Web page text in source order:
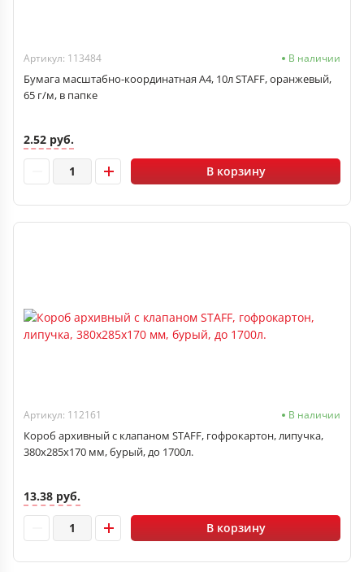
Артикул: 113484 В наличии
Бумага масштабно-координатная А4, 10л STAFF, оранжевый,
65 г/м, в папке
2.52 руб.
В корзину
Артикул: 112161 В наличии
Короб архивный с клапаном STAFF, гофрокартон, липучка,
380х285х170 мм, бурый, до 1700л.
13.38 руб.
В корзину